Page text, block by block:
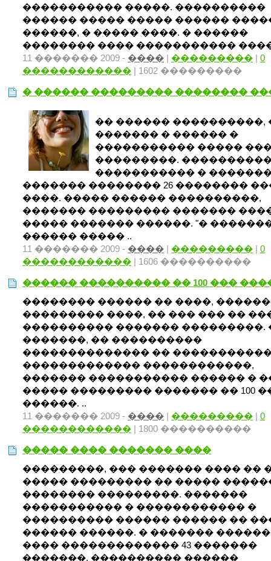
����������� �����. ����������
������ ����� ����� ������
������, � ����� ����. � ������
�������� ���� �����������
11 ������� 2009 - ���� | ��������� | 0
������������ | 1602 ���������
� ������ ��������� ��������
�� ������ ����������,
������� � ������ �
����������� �����
���������.
����������� �
������� �������� 26 ��������
����. ����� ������ ����������,
������� ��������� �������
����� ������� ������. "�
������ ����� ..
11 ������� 2009 - ���� | ��������� | 0
������������ | 1606 ����������
������ ���������� �� 100 ���
�������� ������ �� ����,
��������� ����, �� ��� ��� ��
���������� ������� ���������.
�������, �� ����������
�������������� ��
������������� ������������,
������� ����������� ������ �
����� ��������� ������� �� 100
������. ..
11 ������� 2009 - ���� | ��������� | 0
������������ | 1800 ����������
����� ���� ������� ����
���������, ��� ������� ���� ��
����� ��������� �� �����
�������� ���������. �������
����������� � ������������ �
���������� ������ ������ ��
������ ������. � �������
���� ������������� 43 �������
�������. ���������� ������